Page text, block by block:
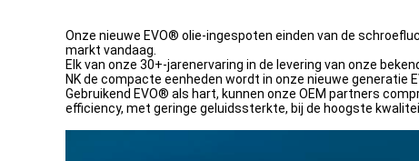
Onze nieuwe EVO® olie-ingespoten einden van de
markt vandaag.
Elk van onze 30+-jarenervaring in de levering van onze
NK de compacte eenheden wordt in onze nieuwe generatie
Gebruikend EVO® als hart, kunnen onze OEM partners
efficiency, met geringe geluidssterkte, bij de hoogste